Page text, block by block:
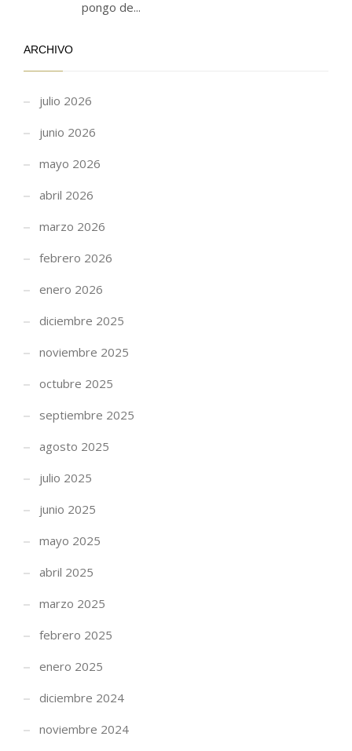
pongo de...
ARCHIVO
julio 2026
junio 2026
mayo 2026
abril 2026
marzo 2026
febrero 2026
enero 2026
diciembre 2025
noviembre 2025
octubre 2025
septiembre 2025
agosto 2025
julio 2025
junio 2025
mayo 2025
abril 2025
marzo 2025
febrero 2025
enero 2025
diciembre 2024
noviembre 2024